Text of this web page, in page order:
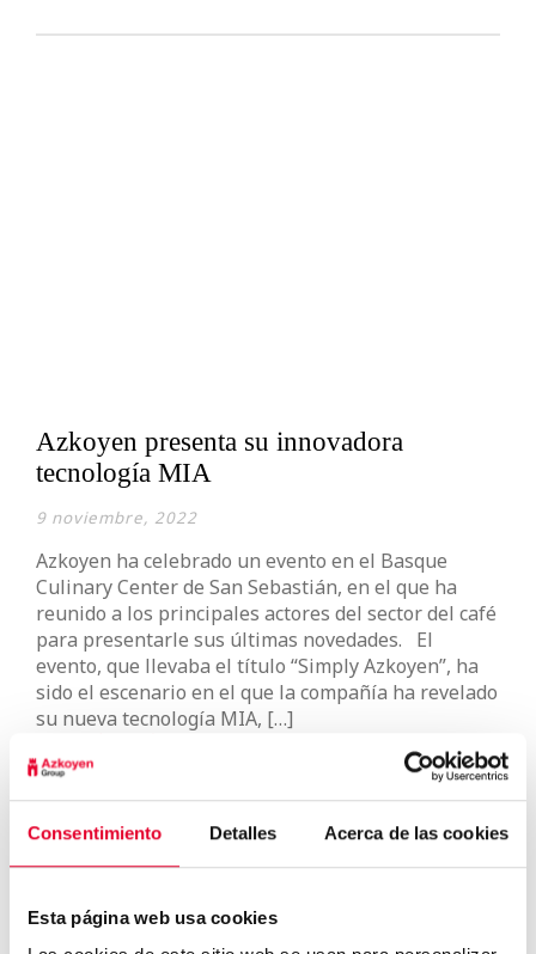
Consentimiento Detalles Acerca de las cookies
Esta página web usa cookies
Azkoyen presenta su innovadora
tecnología MIA
9 noviembre, 2022
Azkoyen ha celebrado un evento en el Basque
Culinary Center de San Sebastián, en el que ha
reunido a los principales actores del sector del café
para presentarle sus últimas novedades. El
evento, que llevaba el título “Simply Azkoyen”, ha
sido el escenario en el que la compañía ha revelado
su nueva tecnología MIA, […]